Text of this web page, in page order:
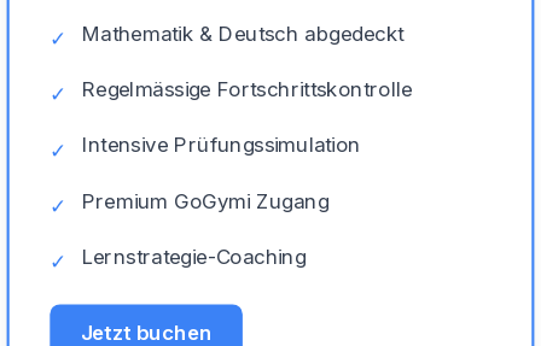
✓ Mathematik & Deutsch abgedeckt
✓ Regelmässige Fortschrittskontrolle
✓ Intensive Prüfungssimulation
✓ Premium GoGymi Zugang
✓ Lernstrategie-Coaching
Jetzt buchen